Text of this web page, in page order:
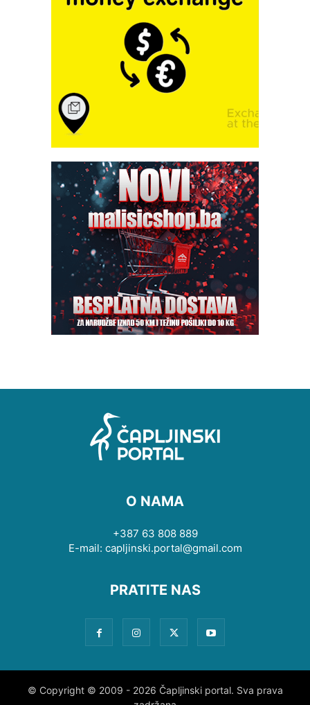
O NAMA
+387 63 808 889
E-mail: capljinski.portal@gmail.com
PRATITE NAS
© Copyright © 2009 - 2026 Čapljinski portal. Sva prava